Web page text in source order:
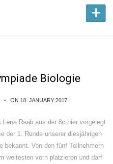
+
Biologie
ON 18. JANUARY 2017
Raab aus der 8c hier vorgelegt
der 1. Runde unserer diesjährigen
bekannt. Von den fünf Teilnehmern
weitesten vorn platzieren und darf